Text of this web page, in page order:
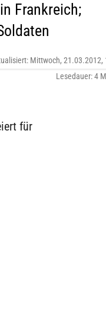
Frankreich;
Mittwoch, 21.03.2012,
Lesedauer: 4
für